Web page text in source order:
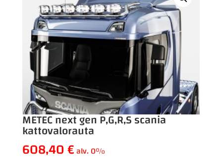
METEC next gen P,G,R,S scania
kattovalorauta
608,40€alv. 0%